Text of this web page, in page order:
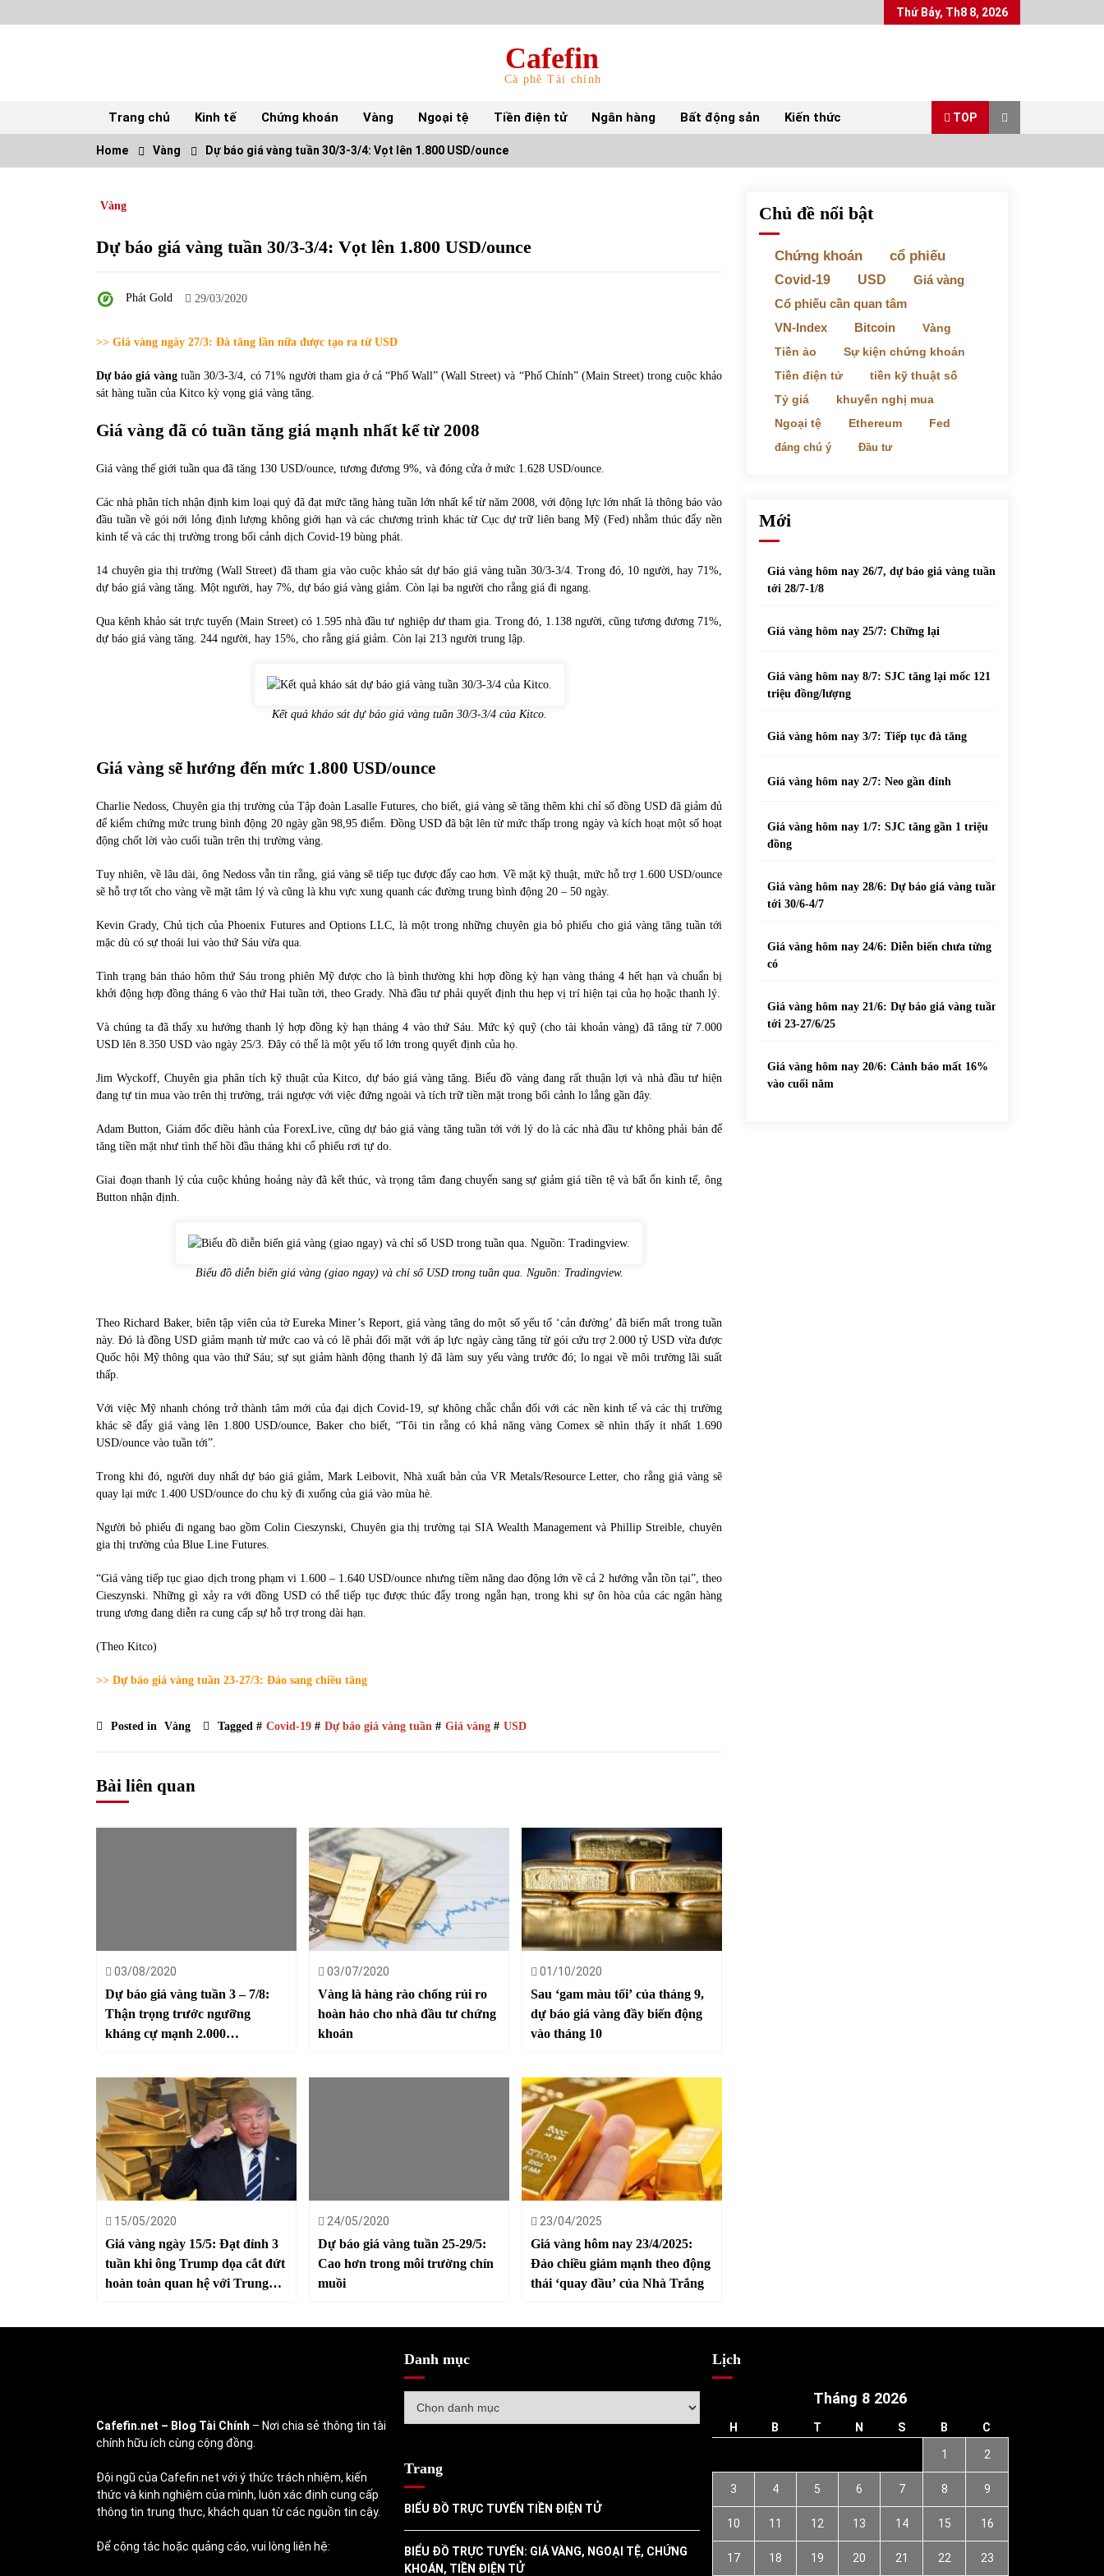
to
Thứ Bảy, Th8 8, 2026
Cafefin
Cà phê Tài chính
Trang chủ Kinh tế Chứng khoán Vàng Ngoại tệ Tiền điện tử Ngân hàng Bất động sản Kiến thức TOP
TOP
05/07/2022
Top 10 mặt hàng Việt Nam xuất khẩu nhiều
nhất tháng 5/2022
28,7 tỷ đồng
Bất ổn từ các cuộc đấu giá đất ở Thanh Hoá
31/05/2022
31/05/2022
của Vietcombank và Eximbank
Chứng khoán ngày 30/5/2022: Top 10 cổ
phiếu nổi bật
Phân tích giá tiền điện tử sau ngày thị
09/11/2021 13/10/2021
13/10/2021
Home Vàng Dự báo giá vàng tuần 30/3-3/4: Vọt lên 1.800 USD/ounce
Vàng
Dự báo giá vàng tuần 30/3-3/4: Vọt lên 1.800 USD/ounce
Phát Gold 29/03/2020
>> Giá vàng ngày 27/3: Đà tăng lần nữa được tạo ra từ USD
Dự báo giá vàng tuần 30/3-3/4, có 71% người tham gia ở cả “Phố Wall” (Wall Street) và “Phố Chính” (Main Street) trong cuộc khảo
sát hàng tuần của Kitco kỳ vọng giá vàng tăng.
Giá vàng đã có tuần tăng giá mạnh nhất kể từ 2008
Giá vàng thế giới tuần qua đã tăng 130 USD/ounce, tương đương 9%, và đóng cửa ở mức 1.628 USD/ounce.
Các nhà phân tích nhận định kim loại quý đã đạt mức tăng hàng tuần lớn nhất kể từ năm 2008, với động lực lớn nhất là thông báo vào
đầu tuần về gói nới lỏng định lượng không giới hạn và các chương trình khác từ Cục dự trữ liên bang Mỹ (Fed) nhằm thúc đẩy nền
kinh tế và các thị trường trong bối cảnh dịch Covid-19 bùng phát.
14 chuyên gia thị trường (Wall Street) đã tham gia vào cuộc khảo sát dự báo giá vàng tuần 30/3-3/4. Trong đó, 10 người, hay 71%,
dự báo giá vàng tăng. Một người, hay 7%, dự báo giá vàng giảm. Còn lại ba người cho rằng giá đi ngang.
Qua kênh khảo sát trực tuyến (Main Street) có 1.595 nhà đầu tư nghiệp dư tham gia. Trong đó, 1.138 người, cũng tương đương 71%,
dự báo giá vàng tăng. 244 người, hay 15%, cho rằng giá giảm. Còn lại 213 người trung lập.
Kết quả kháo sát dự báo giá vàng tuần 30/3-3/4 của Kitco.
Giá vàng sẽ hướng đến mức 1.800 USD/ounce
Charlie Nedoss, Chuyên gia thị trường của Tập đoàn Lasalle Futures, cho biết, giá vàng sẽ tăng thêm khi chỉ số đồng USD đã giảm đủ
để kiểm chứng mức trung bình động 20 ngày gần 98,95 điểm. Đồng USD đã bật lên từ mức thấp trong ngày và kích hoạt một số hoạt
động chốt lời vào cuối tuần trên thị trường vàng.
Tuy nhiên, về lâu dài, ông Nedoss vẫn tin rằng, giá vàng sẽ tiếp tục được đẩy cao hơn. Về mặt kỹ thuật, mức hỗ trợ 1.600 USD/ounce
sẽ hỗ trợ tốt cho vàng về mặt tâm lý và cũng là khu vực xung quanh các đường trung bình động 20 – 50 ngày.
Kevin Grady, Chủ tịch của Phoenix Futures and Options LLC, là một trong những chuyên gia bỏ phiếu cho giá vàng tăng tuần tới
mặc dù có sự thoái lui vào thứ Sáu vừa qua.
Tình trạng bán tháo hôm thứ Sáu trong phiên Mỹ được cho là bình thường khi hợp đồng kỳ hạn vàng tháng 4 hết hạn và chuẩn bị
khởi động hợp đồng tháng 6 vào thứ Hai tuần tới, theo Grady. Nhà đầu tư phải quyết định thu hẹp vị trí hiện tại của họ hoặc thanh lý.
Và chúng ta đã thấy xu hướng thanh lý hợp đồng kỳ hạn tháng 4 vào thứ Sáu. Mức ký quỹ (cho tài khoản vàng) đã tăng từ 7.000
USD lên 8.350 USD vào ngày 25/3. Đây có thể là một yếu tố lớn trong quyết định của họ.
Jim Wyckoff, Chuyên gia phân tích kỹ thuật của Kitco, dự báo giá vàng tăng. Biểu đồ vàng đang rất thuận lợi và nhà đầu tư hiện
đang tự tin mua vào trên thị trường, trái ngược với việc đứng ngoài và tích trữ tiền mặt trong bối cảnh lo lắng gần đây.
Adam Button, Giám đốc điều hành của ForexLive, cũng dự báo giá vàng tăng tuần tới với lý do là các nhà đầu tư không phải bán để
tăng tiền mặt như tình thế hồi đầu tháng khi cổ phiếu rơi tự do.
Giai đoạn thanh lý của cuộc khủng hoảng này đã kết thúc, và trọng tâm đang chuyển sang sự giảm giá tiền tệ và bất ổn kinh tế, ông
Button nhận định.
Biểu đồ diễn biến giá vàng (giao ngay) và chỉ số USD trong tuần qua. Nguồn: Tradingview.
Theo Richard Baker, biên tập viên của tờ Eureka Miner’s Report, giá vàng tăng do một số yếu tố ‘cản đường’ đã biến mất trong tuần
này. Đó là đồng USD giảm mạnh từ mức cao và có lẽ phải đối mặt với áp lực ngày càng tăng từ gói cứu trợ 2.000 tỷ USD vừa được
Quốc hội Mỹ thông qua vào thứ Sáu; sự sụt giảm hành động thanh lý đã làm suy yếu vàng trước đó; lo ngại về môi trường lãi suất
thấp.
Với việc Mỹ nhanh chóng trở thành tâm mới của đại dịch Covid-19, sự không chắc chắn đối với các nền kinh tế và các thị trường
khác sẽ đẩy giá vàng lên 1.800 USD/ounce, Baker cho biết, “Tôi tin rằng có khả năng vàng Comex sẽ nhìn thấy ít nhất 1.690
USD/ounce vào tuần tới”.
Trong khi đó, người duy nhất dự báo giá giảm, Mark Leibovit, Nhà xuất bản của VR Metals/Resource Letter, cho rằng giá vàng sẽ
quay lại mức 1.400 USD/ounce do chu kỳ đi xuống của giá vào mùa hè.
Người bỏ phiếu đi ngang bao gồm Colin Cieszynski, Chuyên gia thị trường tại SIA Wealth Management và Phillip Streible, chuyên
gia thị trường của Blue Line Futures.
“Giá vàng tiếp tục giao dịch trong phạm vi 1.600 – 1.640 USD/ounce nhưng tiềm năng dao động lớn về cả 2 hướng vẫn tồn tại”, theo
Cieszynski. Những gì xảy ra với đồng USD có thể tiếp tục được thúc đẩy trong ngắn hạn, trong khi sự ôn hòa của các ngân hàng
trung ương đang diễn ra cung cấp sự hỗ trợ trong dài hạn.
(Theo Kitco)
>> Dự báo giá vàng tuần 23-27/3: Đảo sang chiều tăng
Posted in Vàng Tagged # Covid-19 # Dự báo giá vàng tuần # Giá vàng # USD
Bài liên quan
03/08/2020
Dự báo giá vàng tuần 3 – 7/8:
Thận trọng trước ngưỡng
kháng cự mạnh 2.000
03/07/2020
Vàng là hàng rào chống rủi ro
hoàn hảo cho nhà đầu tư chứng
khoán
01/10/2020
Sau ‘gam màu tối’ của tháng 9,
dự báo giá vàng đầy biến động
vào tháng 10
15/05/2020
Giá vàng ngày 15/5: Đạt đỉnh 3
tuần khi ông Trump dọa cắt đứt
hoàn toàn quan hệ với Trung
24/05/2020
Dự báo giá vàng tuần 25-29/5:
Cao hơn trong môi trường chín
muồi
23/04/2025
Giá vàng hôm nay 23/4/2025:
Đảo chiều giảm mạnh theo động
thái ‘quay đầu’ của Nhà Trắng
Chủ đề nổi bật
Chứng khoán cổ phiếu
Covid-19 USD
Giá vàng
Cổ phiếu cần quan tâm
VN-Index Bitcoin
Vàng
Tiền ảo
Sự kiện chứng khoán
Tiền điện tử
tiền kỹ thuật số
Tỷ giá
khuyến nghị mua
Ngoại tệ
Ethereum
Fed
đáng chú ý
Đầu tư
Mới
Giá vàng hôm nay 26/7, dự báo giá vàng tuần
tới 28/7-1/8
Giá vàng hôm nay 25/7: Chững lại
Giá vàng hôm nay 8/7: SJC tăng lại mốc 121
triệu đồng/lượng
Giá vàng hôm nay 3/7: Tiếp tục đà tăng
Giá vàng hôm nay 2/7: Neo gần đỉnh
Giá vàng hôm nay 1/7: SJC tăng gần 1 triệu
đồng
Giá vàng hôm nay 28/6: Dự báo giá vàng tuần
tới 30/6-4/7
Giá vàng hôm nay 24/6: Diễn biến chưa từng
có
Giá vàng hôm nay 21/6: Dự báo giá vàng tuần
tới 23-27/6/25
Giá vàng hôm nay 20/6: Cảnh báo mất 16%
vào cuối năm
Cafefin.net – Blog Tài Chính – Nơi chia sẻ thông tin tài
chính hữu ích cùng cộng đồng.
Đội ngũ của Cafefin.net với ý thức trách nhiệm, kiến
thức và kinh nghiệm của mình, luôn xác định cung cấp
thông tin trung thực, khách quan từ các nguồn tin cậy.
Để cộng tác hoặc quảng cáo, vui lòng liên hệ:
Danh mục
mục
Trang
BIỂU ĐỒ TRỰC TUYẾN TIỀN ĐIỆN TỬ
BIỂU ĐỒ TRỰC TUYẾN: GIÁ VÀNG, NGOẠI TỆ, CHỨNG
KHOÁN, TIỀN ĐIỆN TỬ
Lịch
Tháng 8 2026
H B T N S B C
1 2
3 4 5 6 7 8 9
10 11 12 13 14 15 16
17 18 19 20 21 22 23